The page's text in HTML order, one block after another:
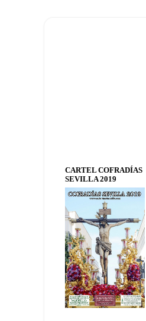
CARTEL COFRADÍAS
SEVILLA 2019